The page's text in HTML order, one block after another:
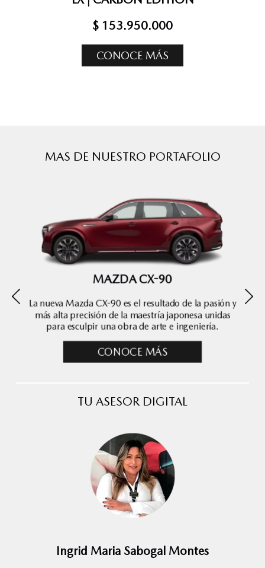
$ 153.950.000
CONOCE MÁS
MAS DE NUESTRO PORTAFOLIO
MAZDA CX-90
La nueva Mazda CX-90 es el resultado de la pasión y
más alta precisión de la maestría japonesa unidas
para esculpir una obra de arte e ingeniería.
CONOCE MÁS
TU ASESOR DIGITAL
Ingrid Maria Sabogal Montes